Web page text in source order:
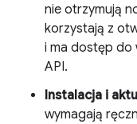
nie otrzymują
korzystają z
i ma dostęp do
API.
Instalacja i
wymagają